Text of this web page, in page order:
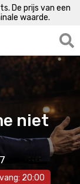
De prijs van een
waarde.
niet
20:00